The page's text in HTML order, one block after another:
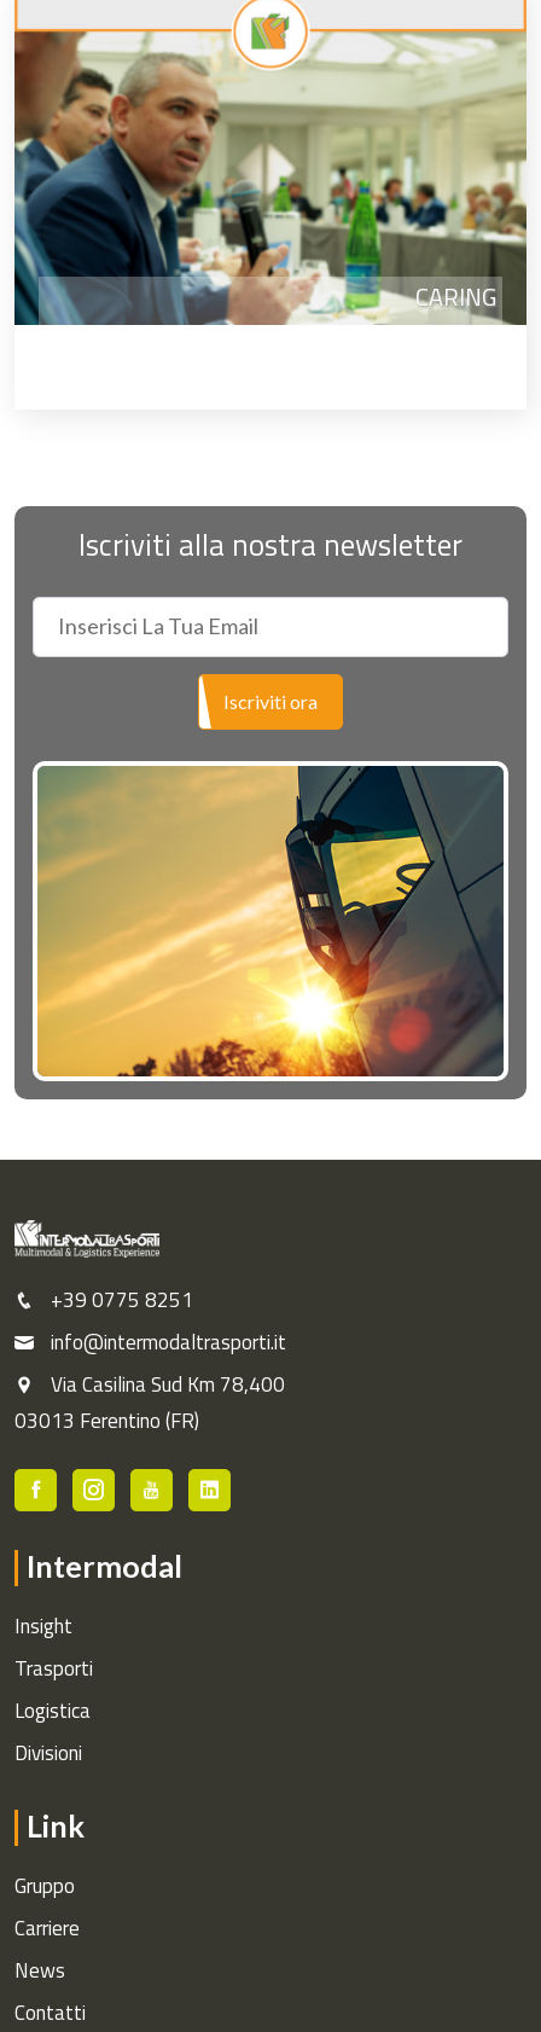
CARING
Iscriviti alla nostra newsletter
Iscriviti ora
+39 0775 8251
info@intermodaltrasporti.it
Via Casilina Sud Km 78,400
03013 Ferentino (FR)
Intermodal
Insight
Trasporti
Logistica
Divisioni
Link
Gruppo
Carriere
News
Contatti